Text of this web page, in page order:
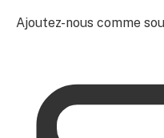
Ajoutez-nous comme